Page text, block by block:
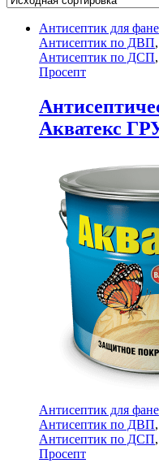
Антисептик для
Антисептик по ДВП,
Антисептик по ДСП,
Просепт
Акватекс
Антисептик для
Антисептик по ДВП,
Антисептик по ДСП,
Просепт